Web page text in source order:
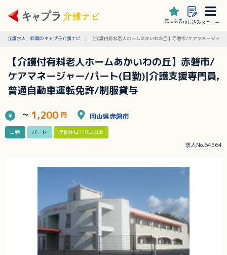
気になる申し込みメニュー
介護求人・転職のキャプラ介護ナビ 【介護付有料老人ホームあかいわの丘】赤磐市/ケアマネージャ
【介護付有料老人ホームあかいわの丘】赤磐市/
ケアマネージャー/パート(日勤)|介護支援専門員,
普通自動車運転免許/制服貸与
～ 1,200 円 岡山県赤磐市
日勤 パート 年間休日110日以上
求人No.64564